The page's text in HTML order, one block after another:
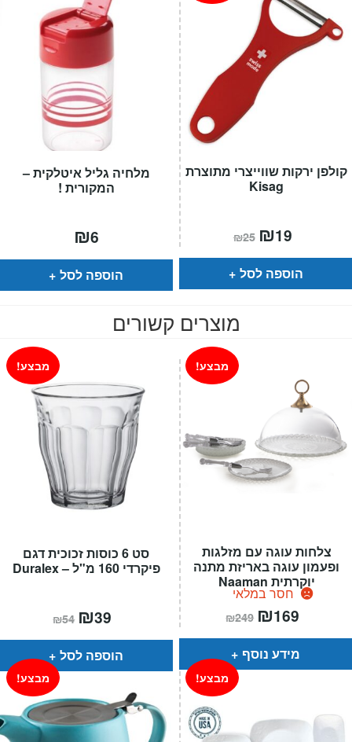
מלחיה גליל איטלקית –
המקורית !
₪6
הוספה לסל
קולפן ירקות שווייצרי מתוצרת
Kisag
₪25 המחיר
המקורי
היה:
₪25.
₪19
הוא:
הוספה לסל
מוצרים קשורים
סט 6 כוסות זכוכית דגם
פיקרדי 160 מ"ל – Duralex
מבצע!
₪54 המחיר
המקורי
היה:
₪54.
₪39
הוא:
הוספה לסל
צלחות עוגה עם מזלגות
ופעמון עוגה באריזת מתנה
יוקרתית Naaman
חסר במלאי
מבצע!
₪249 המחיר
המקורי
היה:
₪249.
₪169
הוא:
מידע נוסף
מבצע! מבצע!